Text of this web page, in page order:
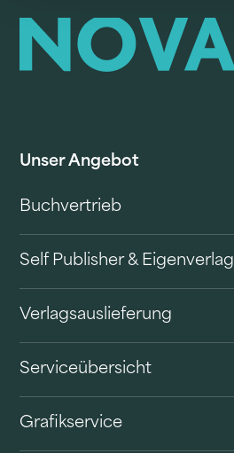
Unser Angebot
Buchvertrieb
Self Publisher & Eigenverlag
Verlagsauslieferung
Serviceübersicht
Grafikservice